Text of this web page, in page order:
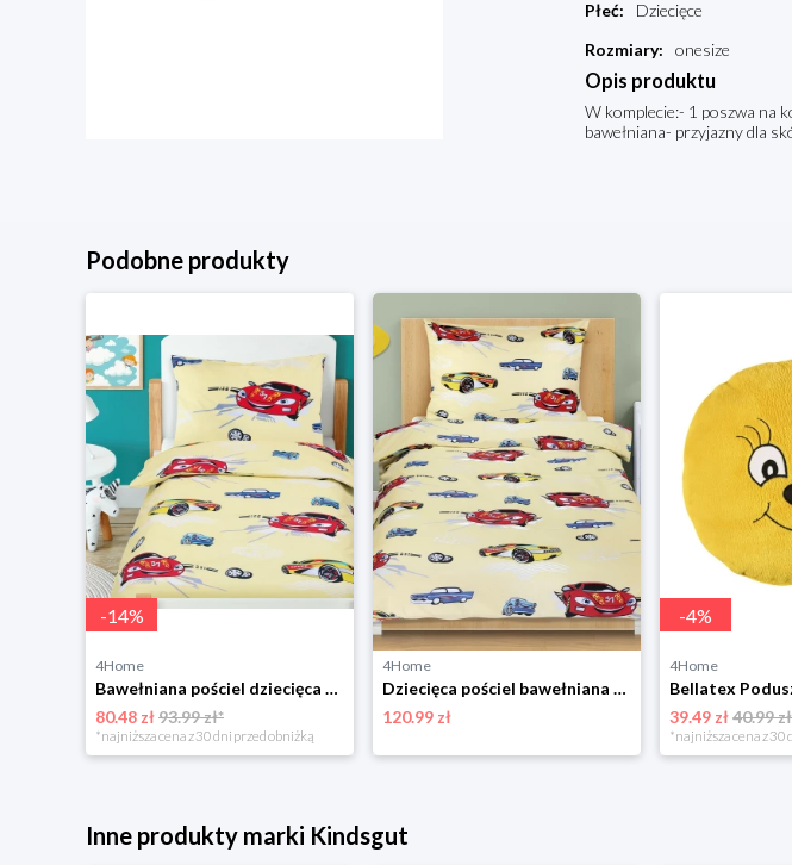
Płeć:
Dziecięce
Rozmiary: onesize
Opis produktu
W komplecie:- 1 poszwa na
bawełniana- przyjazny dla
Podobne produkty
-14%
4Home
Bawełniana pościel dziecięca do łóżeczka Beata Wyścigówki żółty, 100 x 135 cm, 45 x 60 cm Bellatex
80.48 zł93.99 zł*
*najniższa cena z 30 dni przed obniżką
4Home
Dziecięca pościel bawełniana Wyścigówki żółty, 140 x 200 cm, 70 x 90 cm Bellatex
120.99 zł
-4%
4Home
39.49 zł40.99
*najniższa cena z 30
Inne produkty marki Kindsgut